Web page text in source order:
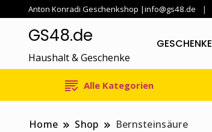
Anton Konradi Geschenkshop |info@gs48.de
GS48.de
Haushalt & Geschenke
GESCHENKE
Alle Kategorien
Home Shop Bernsteinsäure